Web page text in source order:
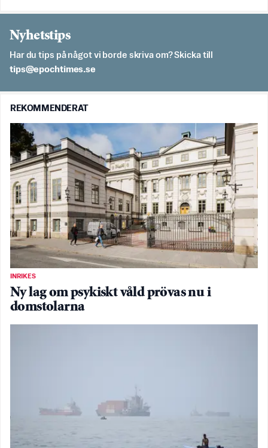
Nyhetstips
Har du tips på något vi borde skriva om? Skicka till
es.semithcope@spit
REKOMMENDERAT
INRIKES
Ny lag om psykiskt våld prövas nu i
domstolarna